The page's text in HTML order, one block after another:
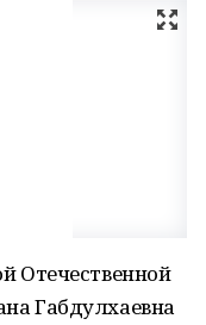
Отечественной
Габдулхаевна